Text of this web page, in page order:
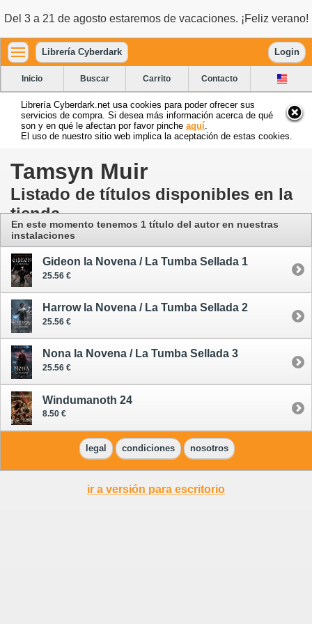
Del 3 a 21 de agosto estaremos de vacaciones. ¡Feliz verano!
Librería Cyberdark Login
Inicio Buscar Carrito Contacto
Librería Cyberdark.net usa cookies para poder ofrecer sus
servicios de compra. Si desea más información acerca de qué
son y en qué le afectan por favor pinche aquí
El uso de nuestro sitio web implica la aceptación de estas cookies.
Tamsyn Muir
Listado de títulos disponibles en la
tienda
En este momento tenemos 1 título del autoren nuestras
instalaciones
Gideon la Novena / La Tumba Sellada 1
25.56 €
Harrow la Novena / La Tumba Sellada 2
25.56 €
Nona la Novena / La Tumba Sellada 3
25.56 €
Windumanoth 24
8.50 €
legal condiciones nosotros
ir a versión para escritorio